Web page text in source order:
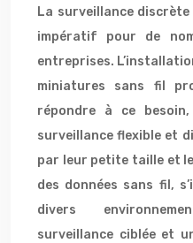
La surveillance
impératif pour de
entreprises.
miniatures sans fil
répondre à ce
surveillance flexible et
par leur petite taille et
des données sans fil,
divers
surveillance ciblée et